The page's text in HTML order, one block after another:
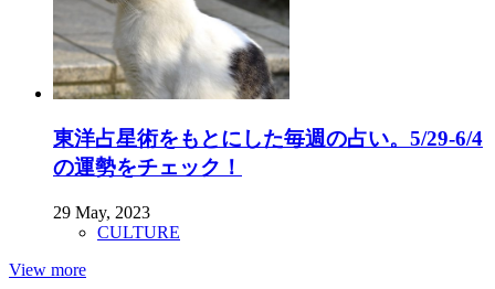
東洋占星術をもとにした毎週の占い。5/29-6/4
の運勢をチェック！
29 May, 2023
CULTURE
View more